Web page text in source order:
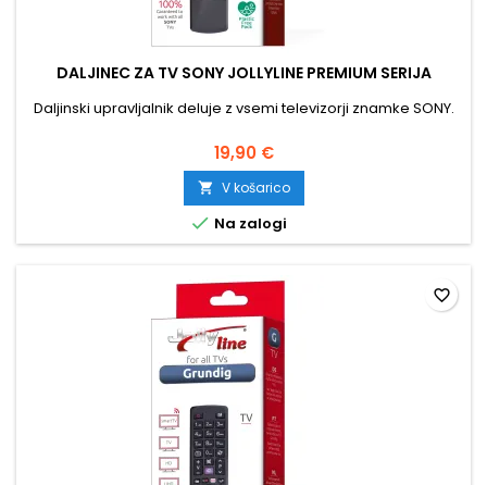
DALJINEC ZA TV SONY JOLLYLINE PREMIUM SERIJA
Daljinski upravljalnik deluje z vsemi televizorji znamke SONY.
19,90 €
 V košarico
 Na zalogi
favorite_border